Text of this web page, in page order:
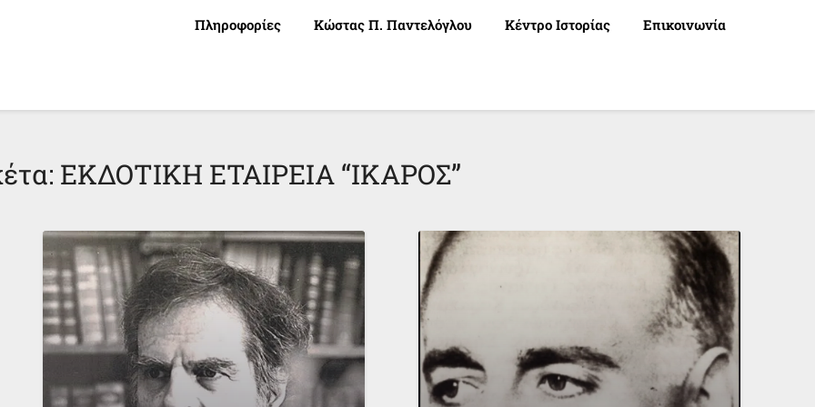
Πληροφορίες Κώστας Π. Παντελόγλου Κέντρο Ιστορίας Επικοινωνία
ΕΚΔΟΤΙΚΗ ΕΤΑΙΡΕΙΑ “ΙΚΑΡΟΣ”